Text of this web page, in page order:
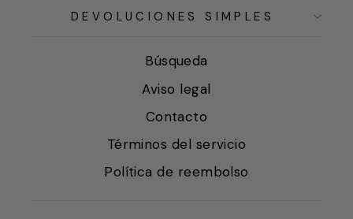
DEVOLUCIONES SIMPLES
Búsqueda
Aviso legal
Contacto
Términos del servicio
Política de reembolso